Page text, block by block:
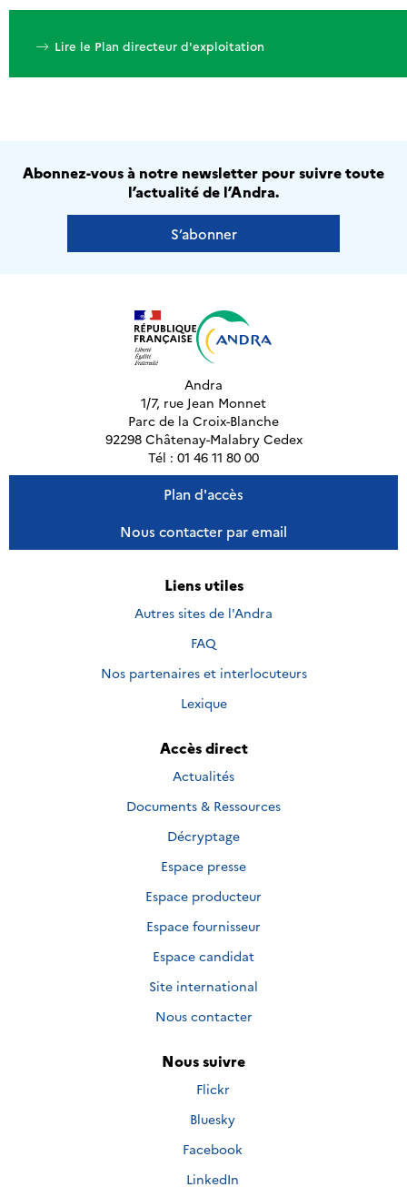
Lire le Plan directeur d'exploitation
Abonnez-vous à notre newsletter pour suivre toute
l’actualité de l’Andra.
S’abonner
Andra
1/7, rue Jean Monnet
Parc de la Croix-Blanche
92298 Châtenay-Malabry Cedex
Tél : 01 46 11 80 00
Plan d'accès
Nous contacter par email
Liens utiles
Autres sites de l'Andra
FAQ
Nos partenaires et interlocuteurs
Lexique
Accès direct
Actualités
Documents & Ressources
Décryptage
Espace presse
Espace producteur
Espace fournisseur
Espace candidat
Site international
Nous contacter
Nous suivre
Nous
sur
Flickr
Nous
sur
Bluesky
Nous
Facebook
Nous
LinkedIn